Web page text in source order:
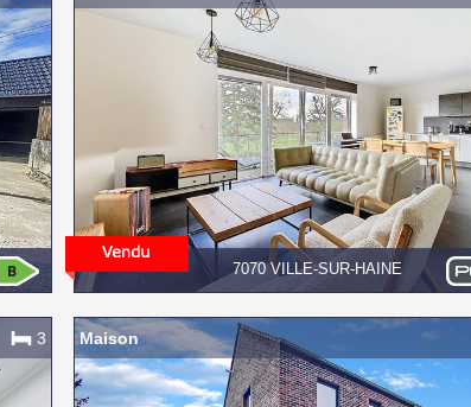
7070 VILLE-SUR-HAINE
3 Maison